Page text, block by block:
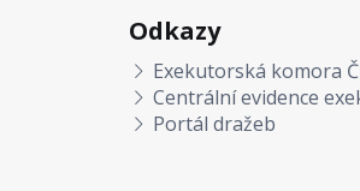
Odkazy
Exekutorská komora
Centrální evidence
Portál dražeb